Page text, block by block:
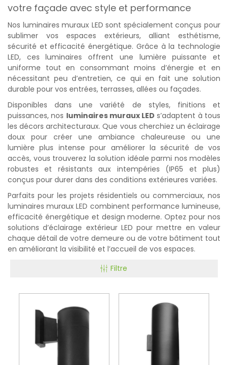
votre façade avec style et performance
Nos luminaires muraux LED sont spécialement conçus pour
sublimer vos espaces extérieurs, alliant esthétisme,
sécurité et efficacité énergétique. Grâce à la technologie
LED, ces luminaires offrent une lumière puissante et
uniforme tout en consommant moins d’énergie et en
nécessitant peu d’entretien, ce qui en fait une solution
durable pour vos entrées, terrasses, allées ou façades.
Disponibles dans une variété de styles, finitions et
puissances, nos luminaires muraux LED s’adaptent à tous
les décors architecturaux. Que vous cherchiez un éclairage
doux pour créer une ambiance chaleureuse ou une
lumière plus intense pour améliorer la sécurité de vos
accès, vous trouverez la solution idéale parmi nos modèles
robustes et résistants aux intempéries (IP65 et plus)
conçus pour durer dans des conditions extérieures variées.
Parfaits pour les projets résidentiels ou commerciaux, nos
luminaires muraux LED combinent performance lumineuse,
efficacité énergétique et design moderne. Optez pour nos
solutions d’éclairage extérieur LED pour mettre en valeur
chaque détail de votre demeure ou de votre bâtiment tout
en améliorant la visibilité et l’accueil de vos espaces.
Filtre